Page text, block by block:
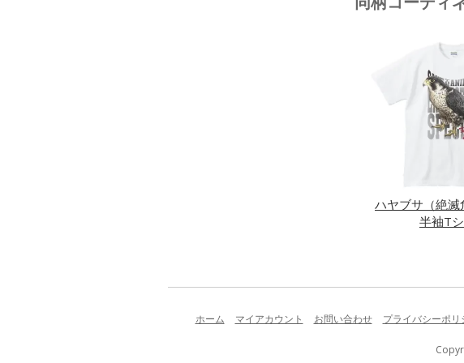
ハヤブサ（絶滅
半袖T
ホーム マイアカウント お問い合わせ プライバシーポリ